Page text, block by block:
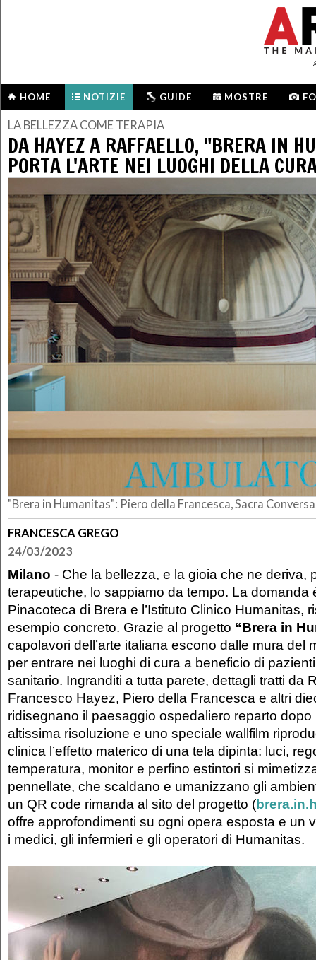
HOME NOTIZIE GUIDE MOSTRE
LA BELLEZZA COME TERAPIA
DA HAYEZ A RAFFAELLO, "BRERA IN
PORTA L'ARTE NEI LUOGHI DELLA
"Brera in Humanitas": Piero della Francesca, Sacra
FRANCESCA GREGO
24/03/2023
Milano - Che la bellezza, e la gioia che ne deriva,
terapeutiche, lo sappiamo da tempo. La domanda
Pinacoteca di Brera e l’Istituto Clinico Humanitas,
esempio concreto. Grazie al progetto “Brera in
capolavori dell’arte italiana escono dalle mura del
per entrare nei luoghi di cura a beneficio di
sanitario. Ingranditi a tutta parete, dettagli tratti da
Francesco Hayez, Piero della Francesca e altri
ridisegnano il paesaggio ospedaliero reparto
altissima risoluzione e uno speciale wallfilm
clinica l’effetto materico di una tela dipinta: luci,
temperatura, monitor e perfino estintori si
pennellate, che scaldano e umanizzano gli
un QR code rimanda al sito del progetto (
offre approfondimenti su ogni opera esposta e un
i medici, gli infermieri e gli operatori di Humanitas.